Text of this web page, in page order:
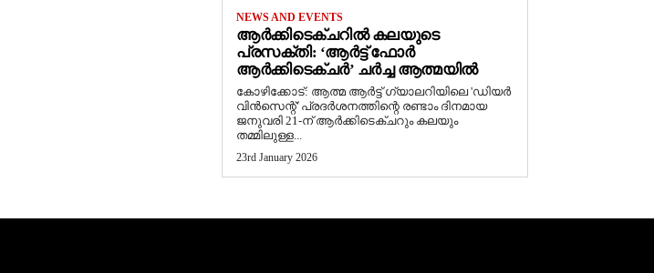
NEWS AND EVENTS
ആർക്കിടെക്ചറിൽ കലയുടെ
പ്രസക്തി: ‘ആർട്ട് ഫോർ
ആർക്കിടെക്ചർ’ ചർച്ച ആത്മയിൽ
​കോഴിക്കോട്: ആത്മ ആർട്ട് ഗ്യാലറിയിലെ 'ഡിയർ
വിൻസെന്റ്' പ്രദർശനത്തിന്റെ രണ്ടാം ദിനമായ
ജനുവരി 21-ന് ആർക്കിടെക്ചറും കലയും
തമ്മിലുള്ള...
23rd January 2026